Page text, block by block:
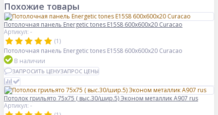
Похожие товары
Потолочная панель Energetic tones E15S8 600x600x20 Curacao
Артикул: -
(1)
Потолочная панель Energetic tones E15S8 600x600x20 Curacao
В наличии
ЗАПРОСИТЬ ЦЕНУЗАПРОС ЦЕНЫ
Потолок грильято 75х75 ( выс.30/шир.5) Эконом металлик А907 rus
Артикул: -